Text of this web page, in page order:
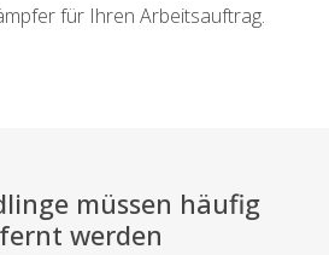
für Ihren Arbeitsauftrag.
müssen häufig
werden